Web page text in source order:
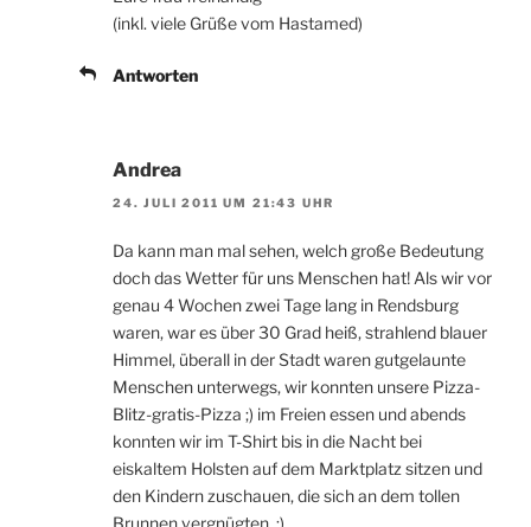
(inkl. viele Grüße vom Hastamed)
Antworten
Andrea
24. JULI 2011 UM 21:43 UHR
Da kann man mal sehen, welch große Bedeutung
doch das Wetter für uns Menschen hat! Als wir vor
genau 4 Wochen zwei Tage lang in Rendsburg
waren, war es über 30 Grad heiß, strahlend blauer
Himmel, überall in der Stadt waren gutgelaunte
Menschen unterwegs, wir konnten unsere Pizza-
Blitz-gratis-Pizza ;) im Freien essen und abends
konnten wir im T-Shirt bis in die Nacht bei
eiskaltem Holsten auf dem Marktplatz sitzen und
den Kindern zuschauen, die sich an dem tollen
Brunnen vergnügten. :)